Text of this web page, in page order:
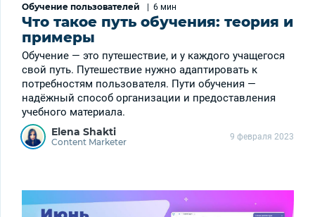
Обучение пользователей | 6 мин
Что такое путь обучения: теория и
примеры
Обучение — это путешествие, и у каждого учащегося
свой путь. Путешествие нужно адаптировать к
потребностям пользователя. Пути обучения —
надёжный способ организации и предоставления
учебного материала.
Elena Shakti
Content Marketer 9 февраля 2023